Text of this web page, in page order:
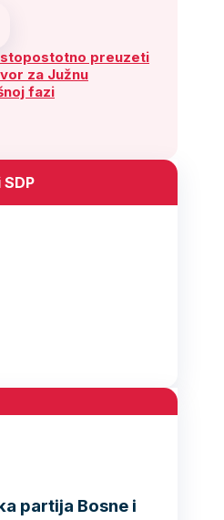
stopostotno preuzeti
za Južnu
fazi
partija Bosne i